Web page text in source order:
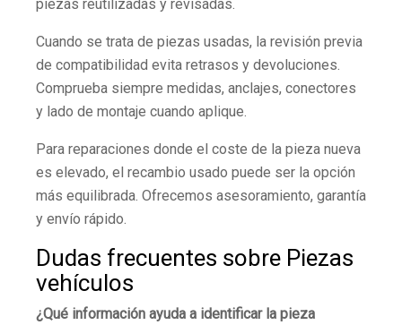
piezas reutilizadas y revisadas.
Cuando se trata de piezas usadas, la revisión previa
de compatibilidad evita retrasos y devoluciones.
Comprueba siempre medidas, anclajes, conectores
y lado de montaje cuando aplique.
Para reparaciones donde el coste de la pieza nueva
es elevado, el recambio usado puede ser la opción
más equilibrada. Ofrecemos asesoramiento, garantía
y envío rápido.
Dudas frecuentes sobre Piezas
vehículos
¿Qué información ayuda a identificar la pieza